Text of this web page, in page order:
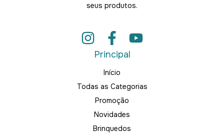
seus produtos.
Principal
Início
Todas as Categorias
Promoção
Novidades
Brinquedos